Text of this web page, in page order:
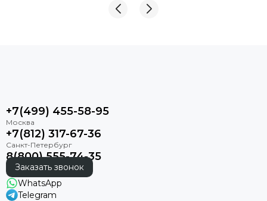
+7(499) 455-58-95
+7(812) 317-67-36
8(800) 555-74-35
Заказать звонок
WhatsApp
Telegram